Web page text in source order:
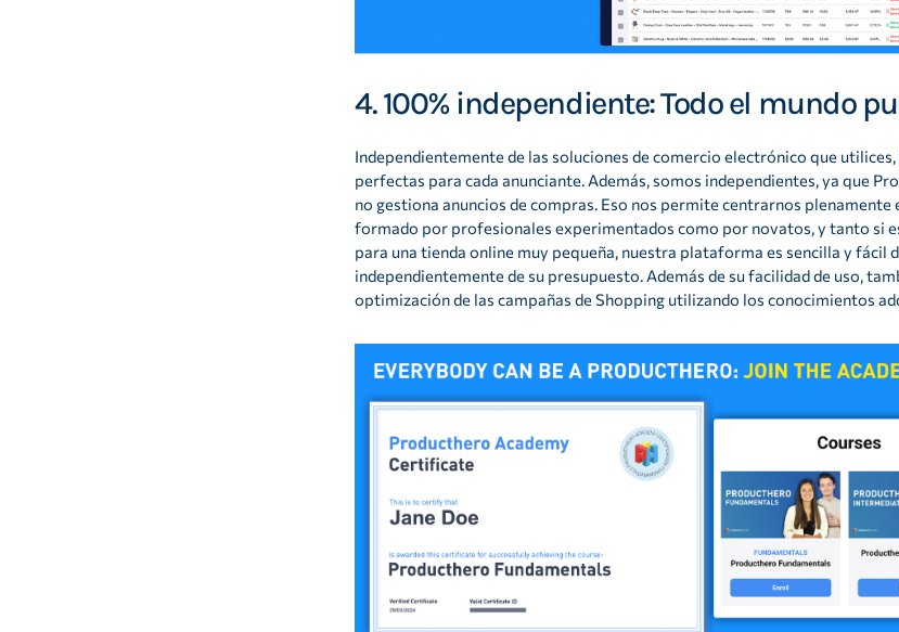
4. 100% independiente: Todo el mundo
Independientemente de las soluciones de comercio electrónico que
perfectas para cada anunciante. Además, somos independientes, ya que
no gestiona anuncios de compras. Eso nos permite centrarnos
formado por profesionales experimentados como por novatos, y tanto si
para una tienda online muy pequeña, nuestra plataforma es sencilla y fácil
independientemente de su presupuesto. Además de su facilidad de uso,
optimización de las campañas de Shopping utilizando los conocimientos